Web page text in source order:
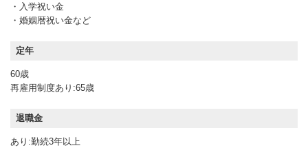
・入学祝い金
・婚姻暦祝い金など
定年
60歳
再雇用制度あり:65歳
退職金
あり:勤続3年以上